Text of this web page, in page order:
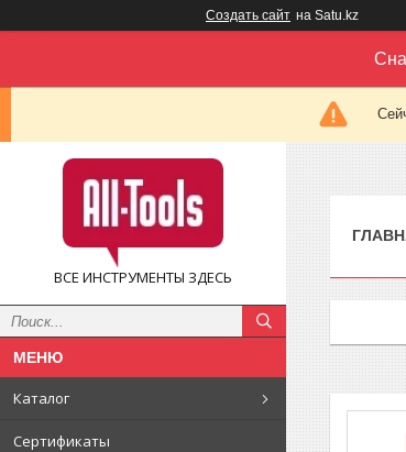
Создать сайт на Satu.kz
ВСЕ ИНСТРУМЕНТЫ ЗДЕСЬ
Каталог
Сертификаты